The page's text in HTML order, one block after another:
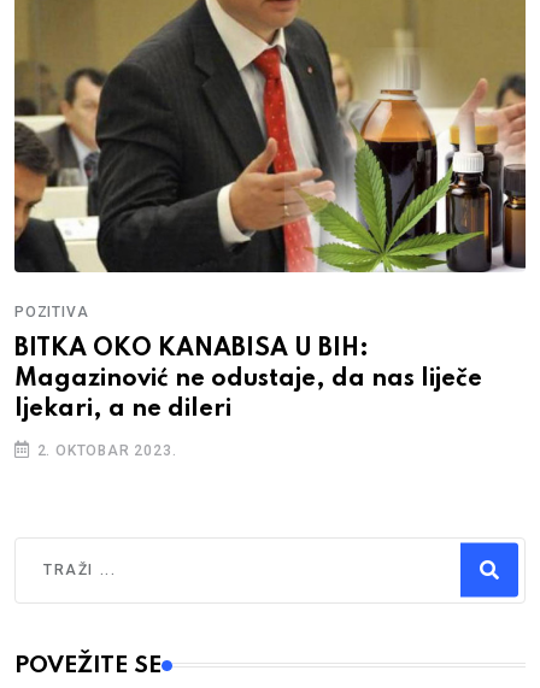
POZITIVA
BITKA OKO KANABISA U BIH:
Magazinović ne odustaje, da nas liječe
ljekari, a ne dileri
2. OKTOBAR 2023.
Type 2 or more characters for results.
POVEŽITE SE